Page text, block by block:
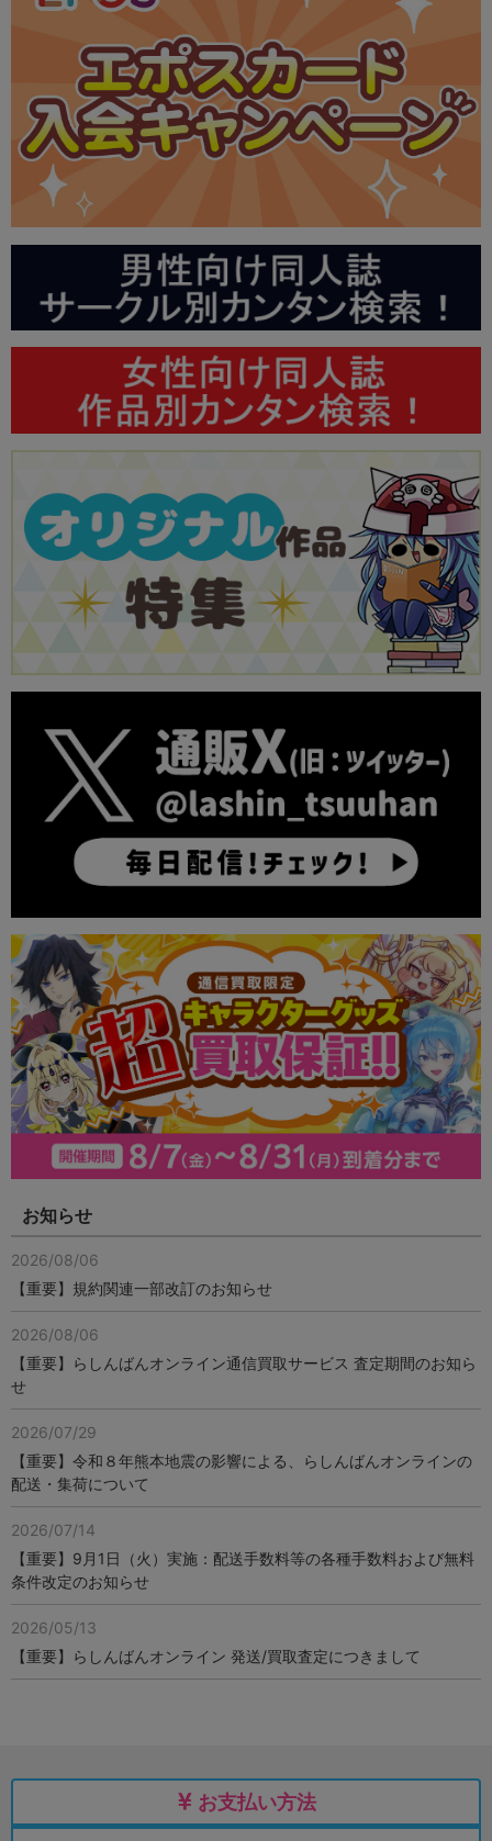
お知らせ
2026/08/06
【重要】規約関連一部改訂のお知らせ
2026/08/06
【重要】らしんばんオンライン通信買取サービス 査定期間のお知ら
せ
2026/07/29
【重要】令和８年熊本地震の影響による、らしんばんオンラインの
配送・集荷について
2026/07/14
【重要】9月1日（火）実施：配送手数料等の各種手数料および無料
条件改定のお知らせ
2026/05/13
【重要】らしんばんオンライン 発送/買取査定につきまして
お支払い方法